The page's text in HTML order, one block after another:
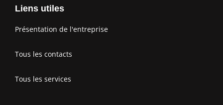
Liens utiles
Présentation de l'entreprise
Tous les contacts
Tous les services